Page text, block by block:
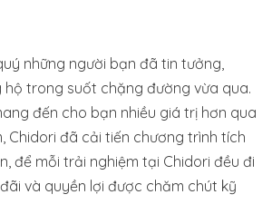
những người bạn đã tin tưởng,
hộ trong suốt chặng đường vừa qua.
đến cho bạn nhiều giá trị hơn qua
Chidori đã cải tiến chương trình tích
để mỗi trải nghiệm tại Chidori đều đi
và quyền lợi được chăm chút kỹ